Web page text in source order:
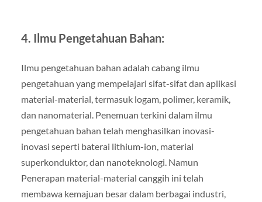
4. Ilmu Pengetahuan Bahan:
Ilmu pengetahuan bahan adalah cabang ilmu
pengetahuan yang mempelajari sifat-sifat dan aplikasi
material-material, termasuk logam, polimer, keramik,
dan nanomaterial. Penemuan terkini dalam ilmu
pengetahuan bahan telah menghasilkan inovasi-
inovasi seperti baterai lithium-ion, material
superkonduktor, dan nanoteknologi. Namun
Penerapan material-material canggih ini telah
membawa kemajuan besar dalam berbagai industri,